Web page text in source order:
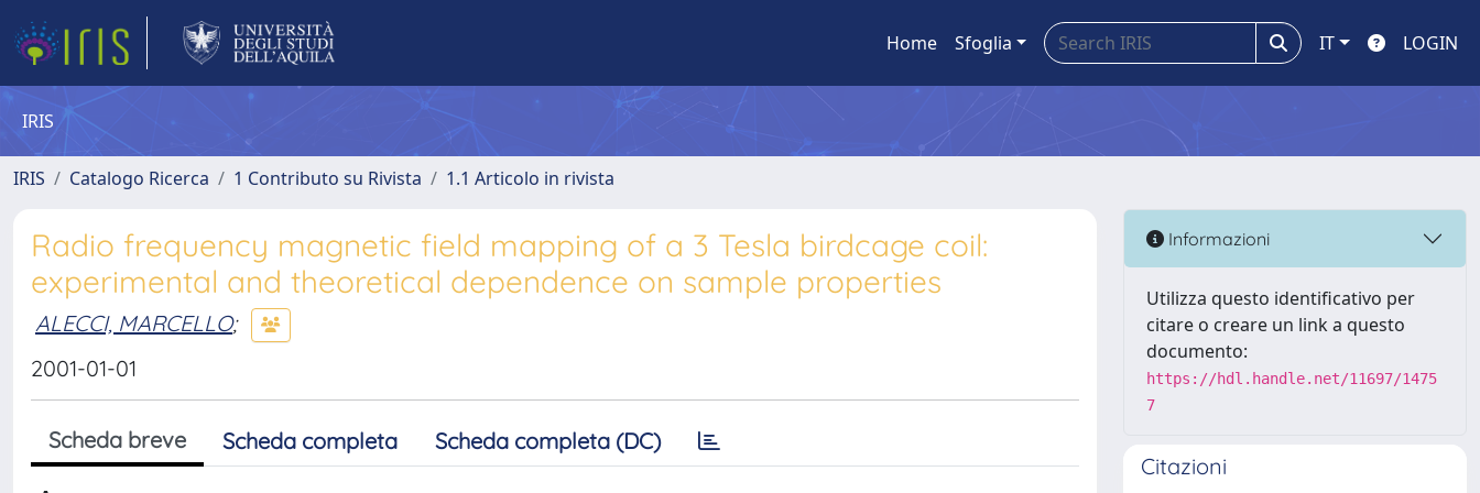
Home Sfoglia IT LOGIN
IRIS
IRIS Catalogo Ricerca 1 Contributo su Rivista 1.1 Articolo in rivista
Radio frequency magnetic field mapping of a 3 Tesla birdcage coil:
experimental and theoretical dependence on sample properties
ALECCI, MARCELLO;
2001-01-01
Scheda breve Scheda completa Scheda completa (DC)
Informazioni
Utilizza questo identificativo per
citare o creare un link a questo
documento:
https://hdl.handle.net/11697/1475
7
Citazioni